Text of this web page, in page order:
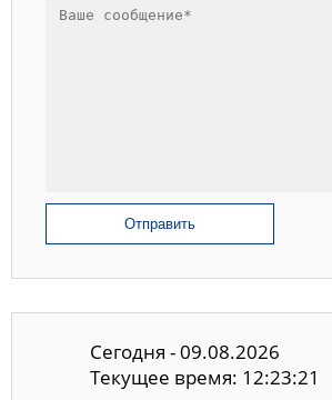
Отправить
Сегодня - 09.08.2026
Текущее время: 12:23:22